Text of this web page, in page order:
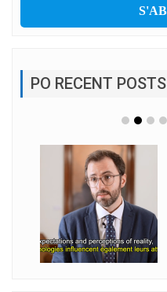
PO RECENT POSTS